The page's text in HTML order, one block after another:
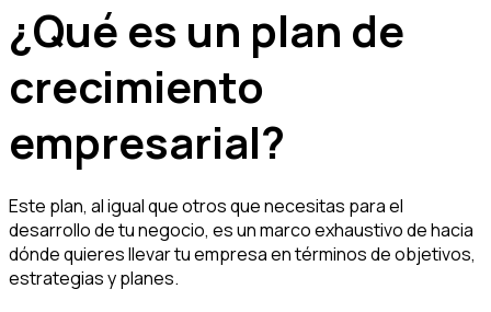
¿Qué es un plan de
crecimiento
empresarial?
Este plan, al igual que otros que necesitas para el
desarrollo de tu negocio, es un marco exhaustivo de hacia
dónde quieres llevar tu empresa en términos de objetivos,
estrategias y planes.